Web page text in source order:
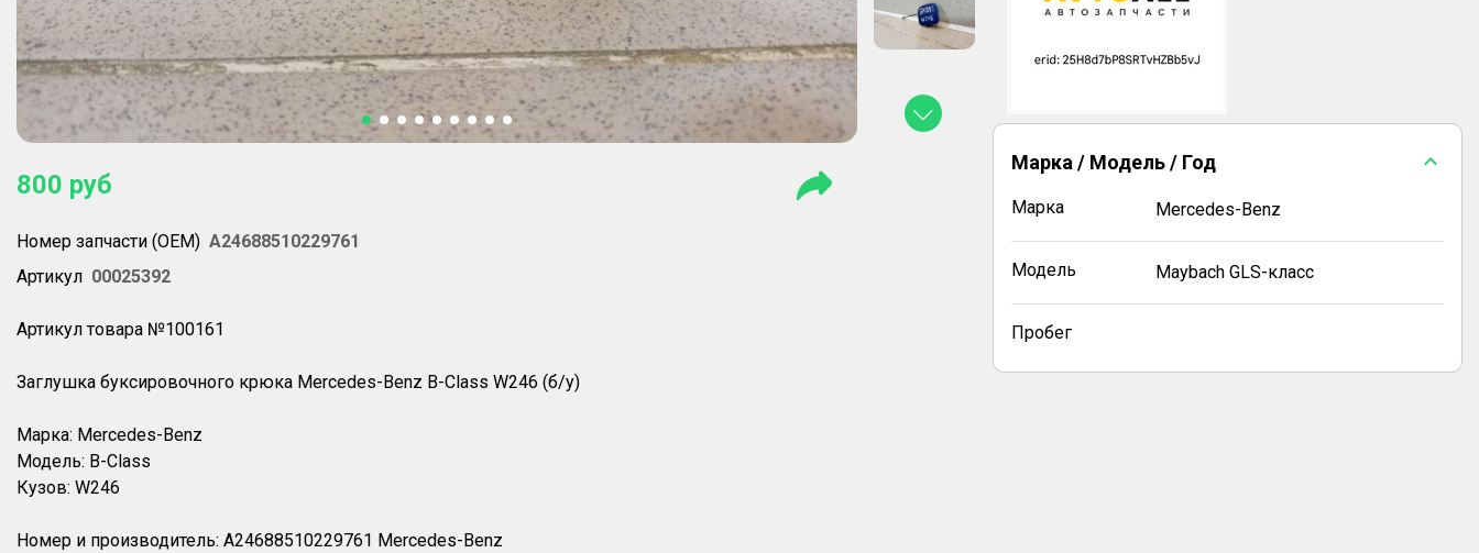
800 руб
Номер запчасти (OEM) A24688510229761
Артикул 00025392
Артикул товара №100161
Заглушка буксировочного крюка Mercedes-Benz B-Class W246 (б/у)
Марка: Mercedes-Benz
Модель: B-Class
Кузов: W246
Номер и производитель: A24688510229761 Mercedes-Benz
Марка / Модель / Год
Марка Mercedes-Benz
Модель Maybach GLS-класс
Пробег